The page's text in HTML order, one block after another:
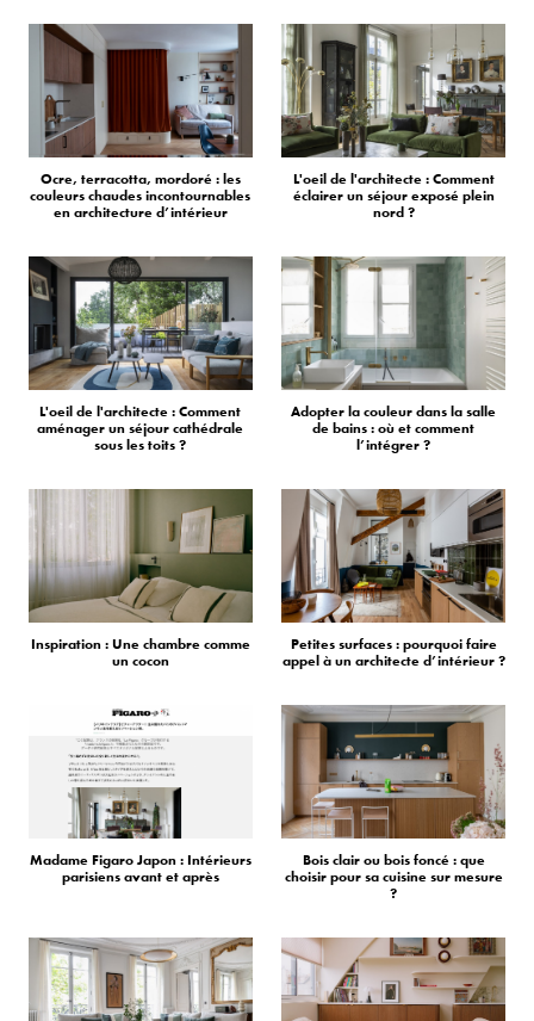
Ocre, terracotta, mordoré : les
couleurs chaudes incontournables
en architecture d’intérieur
L'oeil de l'architecte : Comment
éclairer un séjour exposé plein
nord ?
L'oeil de l'architecte : Comment
aménager un séjour cathédrale
sous les toits ?
Adopter la couleur dans la salle
de bains : où et comment
l’intégrer ?
Inspiration : Une chambre comme
un cocon
Petites surfaces : pourquoi faire
appel à un architecte d’intérieur ?
Madame Figaro Japon : Intérieurs
parisiens avant et après
Bois clair ou bois foncé : que
choisir pour sa cuisine sur mesure
?